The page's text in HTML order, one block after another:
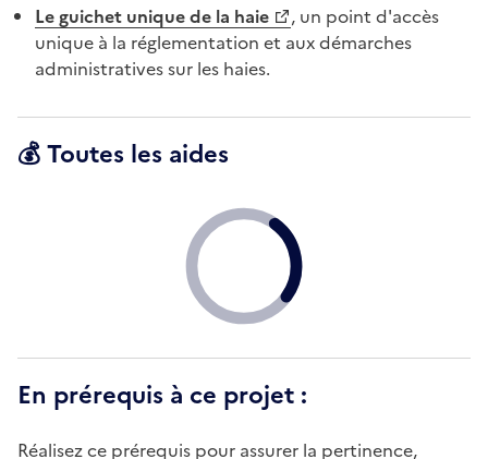
Le guichet unique de la haie
, un point d'accès
unique à la réglementation et aux démarches
administratives sur les haies.
💰 Toutes les aides
En prérequis à ce projet :
Réalisez ce prérequis pour assurer la pertinence,